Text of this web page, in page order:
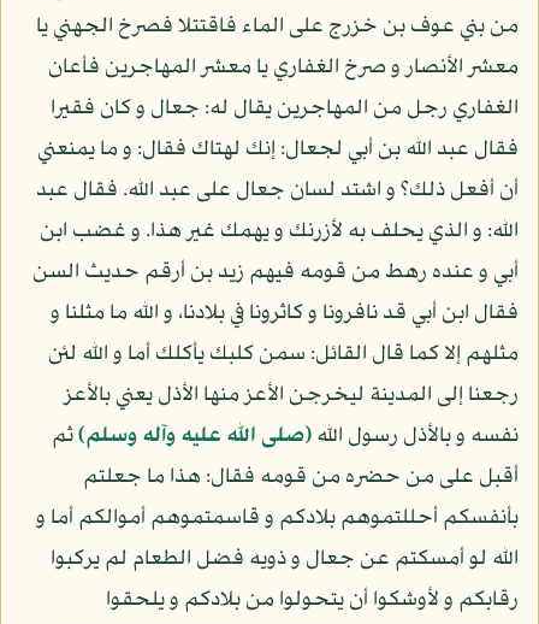
من بني عوف بن خزرج على الماء فاقتتلا فصرخ الجهني يا
معشر الأنصار و صرخ الغفاري يا معشر المهاجرين فأعان
الغفاري رجل من المهاجرين يقال له: جعال و كان فقيرا
فقال عبد الله بن أبي لجعال: إنك لهتاك فقال: و ما يمنعني
أن أفعل ذلك؟ و اشتد لسان جعال على عبد الله. فقال عبد
الله: و الذي يحلف به لأزرنك و يهمك غير هذا. و غضب ابن
أبي و عنده رهط من قومه فيهم زيد بن أرقم حديث السن
فقال ابن أبي قد نافرونا و كاثرونا في بلادنا، و الله ما مثلنا و
مثلهم إلا كما قال القائل: سمن كلبك يأكلك أما و الله لئن
رجعنا إلى المدينة ليخرجن الأعز منها الأذل يعني بالأعز
نفسه و بالأذل رسول الله(صلى الله عليه وآله وسلم)ثم
أقبل على من حضره من قومه فقال: هذا ما جعلتم
بأنفسكم أحللتموهم بلادكم و قاسمتموهم أموالكم أما و
الله لو أمسكتم عن جعال و ذويه فضل الطعام لم يركبوا
رقابكم و لأوشكوا أن يتحولوا من بلادكم و يلحقوا